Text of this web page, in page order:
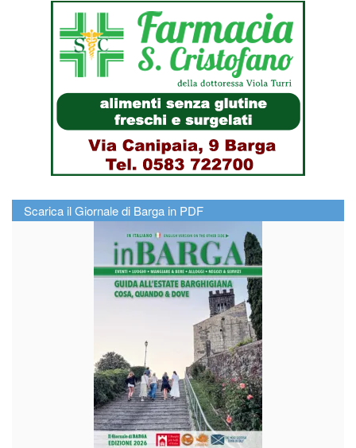
Scarica il Giornale di Barga in PDF